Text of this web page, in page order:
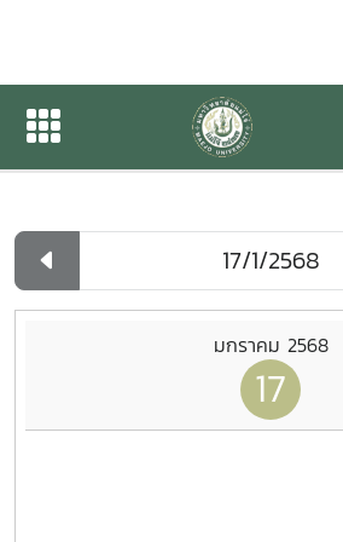
ปฏิทินกิจกรรมของห
ปฏิทินกิจกรรมของหน่วยงาน
มกราคม 2568
17